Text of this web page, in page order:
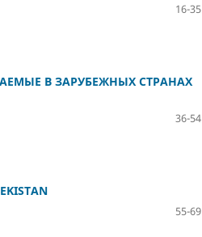
16-35
В ЗАРУБЕЖНЫХ СТРАНАХ
36-54
55-69